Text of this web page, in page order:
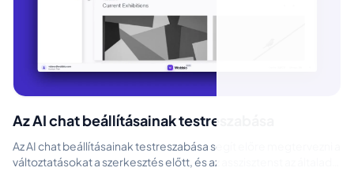
Az AI chat beállításainak testreszabása
Az AI chat beállításainak testreszabása segít előre megtervezni a
változtatásokat a szerkesztés előtt, és az asszisztenst az általad